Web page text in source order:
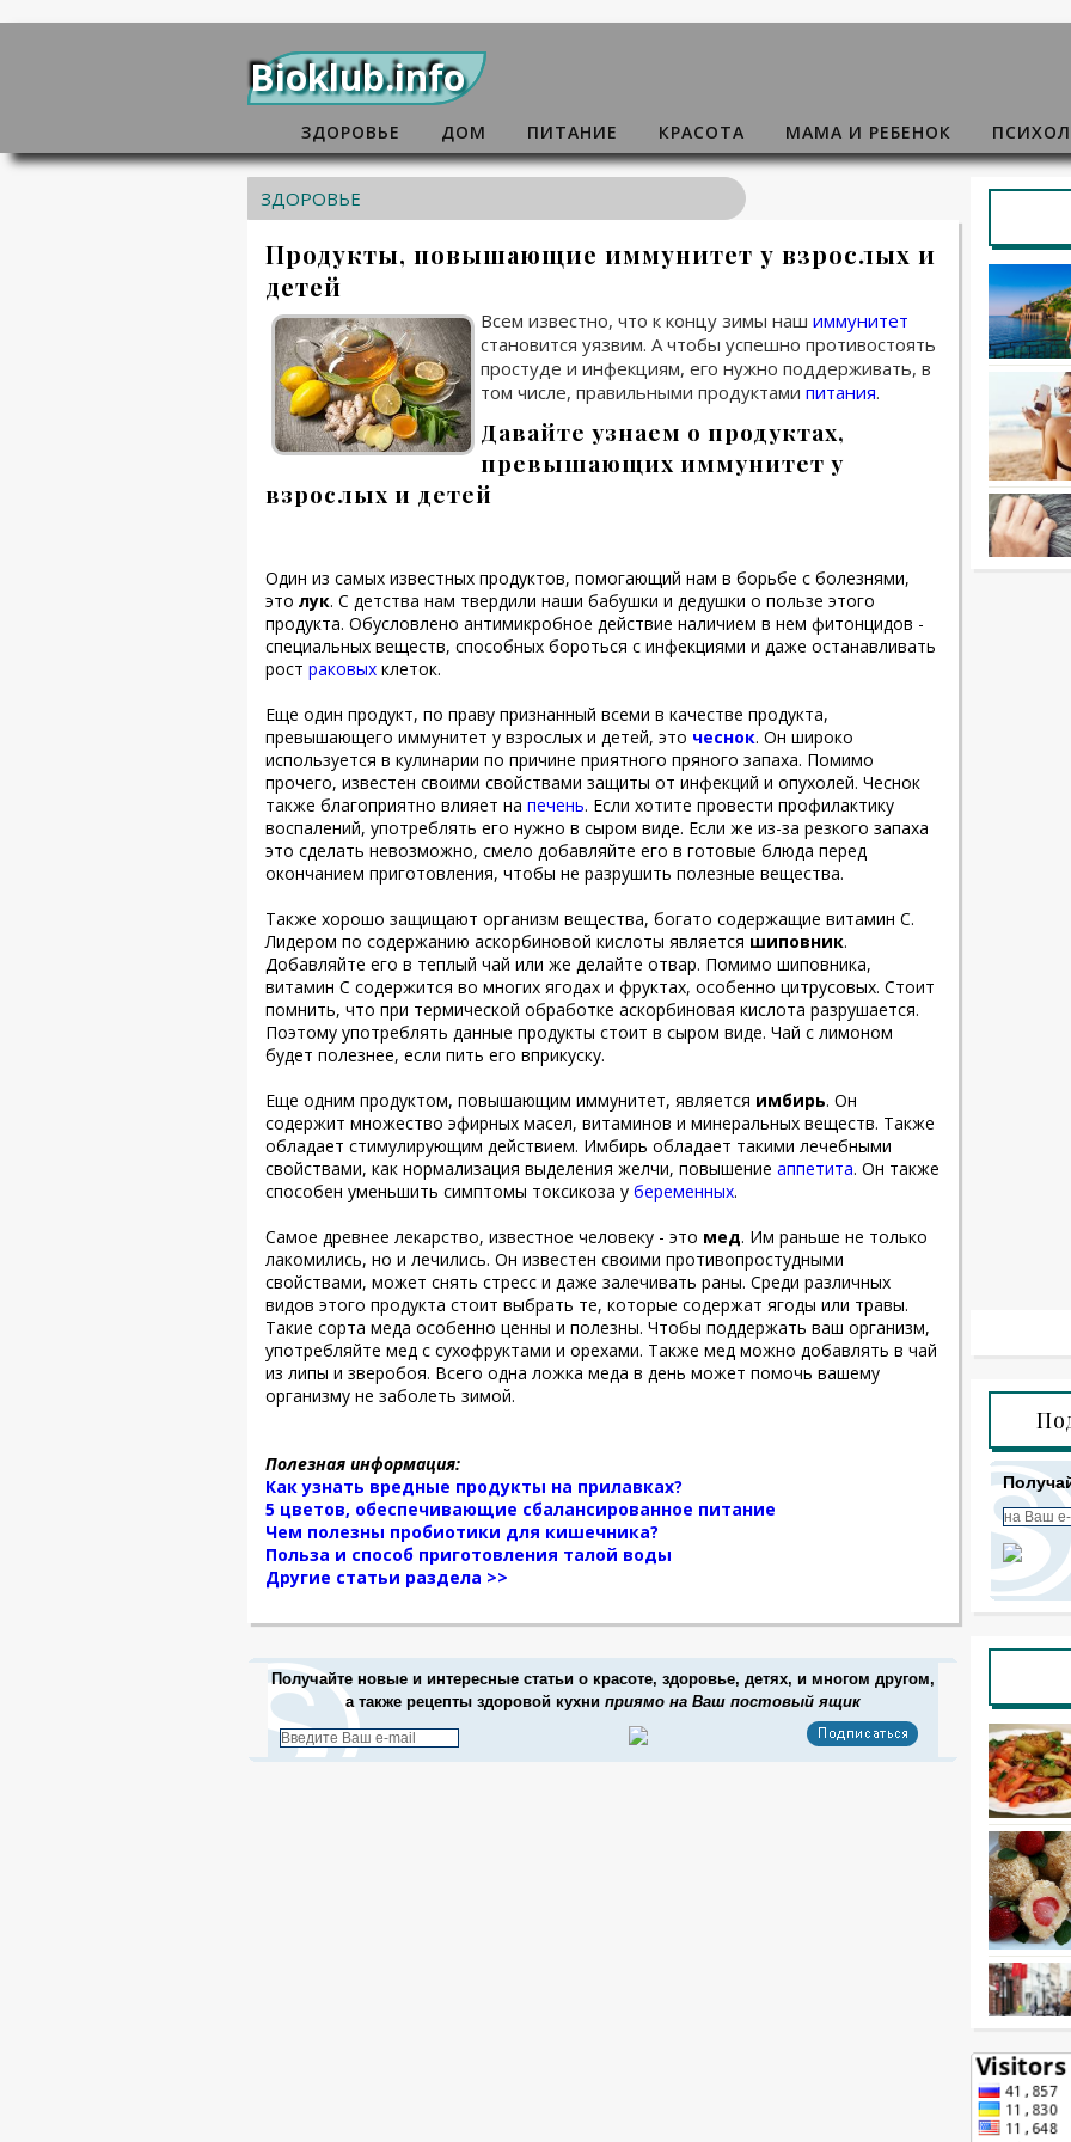
Bioklub.info
ЗДОРОВЬЕ ДОМ ПИТАНИЕ КРАСОТА МАМА И РЕБЕНОК
ЗДОРОВЬЕ
Продукты, повышающие иммунитет у взрослых и
детей
Всем известно, что к концу зимы наш иммунитет
становится уязвим. А чтобы успешно противостоять
простуде и инфекциям, его нужно поддерживать, в
том числе, правильными продуктами питания.
Давайте узнаем о продуктах,
превышающих иммунитет у
взрослых и детей
Один из самых известных продуктов, помогающий нам в борьбе с болезнями,
это лук. С детства нам твердили наши бабушки и дедушки о пользе этого
продукта. Обусловлено антимикробное действие наличием в нем фитонцидов -
специальных веществ, способных бороться с инфекциями и даже останавливать
рост раковых клеток.
Еще один продукт, по праву признанный всеми в качестве продукта,
превышающего иммунитет у взрослых и детей, это чеснок. Он широко
используется в кулинарии по причине приятного пряного запаха. Помимо
прочего, известен своими свойствами защиты от инфекций и опухолей. Чеснок
также благоприятно влияет на печень. Если хотите провести профилактику
воспалений, употреблять его нужно в сыром виде. Если же из-за резкого запаха
это сделать невозможно, смело добавляйте его в готовые блюда перед
окончанием приготовления, чтобы не разрушить полезные вещества.
Также хорошо защищают организм вещества, богато содержащие витамин С.
Лидером по содержанию аскорбиновой кислоты является шиповник.
Добавляйте его в теплый чай или же делайте отвар. Помимо шиповника,
витамин С содержится во многих ягодах и фруктах, особенно цитрусовых. Стоит
помнить, что при термической обработке аскорбиновая кислота разрушается.
Поэтому употреблять данные продукты стоит в сыром виде. Чай с лимоном
будет полезнее, если пить его вприкуску.
Еще одним продуктом, повышающим иммунитет, является имбирь. Он
содержит множество эфирных масел, витаминов и минеральных веществ. Также
обладает стимулирующим действием. Имбирь обладает такими лечебными
свойствами, как нормализация выделения желчи, повышение аппетита. Он также
способен уменьшить симптомы токсикоза у беременных.
Самое древнее лекарство, известное человеку - это мед. Им раньше не только
лакомились, но и лечились. Он известен своими противопростудными
свойствами, может снять стресс и даже залечивать раны. Среди различных
видов этого продукта стоит выбрать те, которые содержат ягоды или травы.
Такие сорта меда особенно ценны и полезны. Чтобы поддержать ваш организм,
употребляйте мед с сухофруктами и орехами. Также мед можно добавлять в чай
из липы и зверобоя. Всего одна ложка меда в день может помочь вашему
организму не заболеть зимой.
Полезная информация:
Как узнать вредные продукты на прилавках?
5 цветов, обеспечивающие сбалансированное питание
Чем полезны пробиотики для кишечника?
Польза и способ приготовления талой воды
Другие статьи раздела >>
Получайте новые и интересные статьи о красоте, здоровье, детях, и многом другом,
а также рецепты здоровой кухниприямо на Ваш постовый ящик